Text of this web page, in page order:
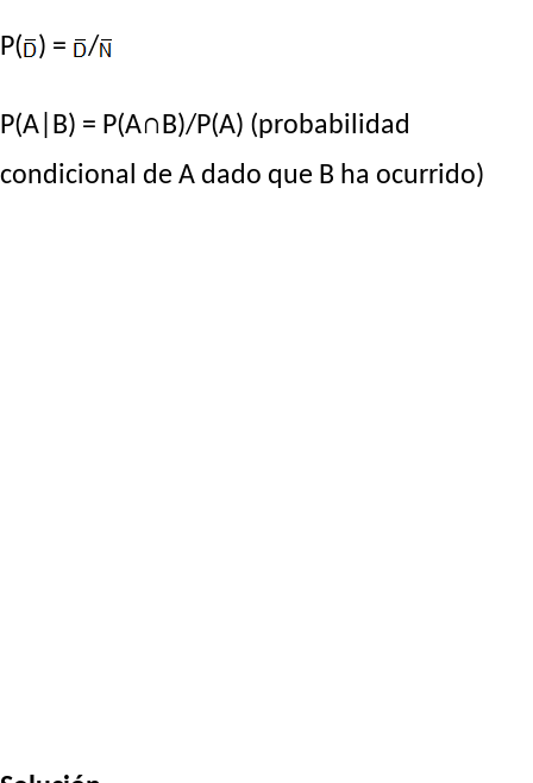
P( ) = /
P(A|B) = P(A∩B)/P(A) (probabilidad
condicional de A dado que B ha ocurrido)